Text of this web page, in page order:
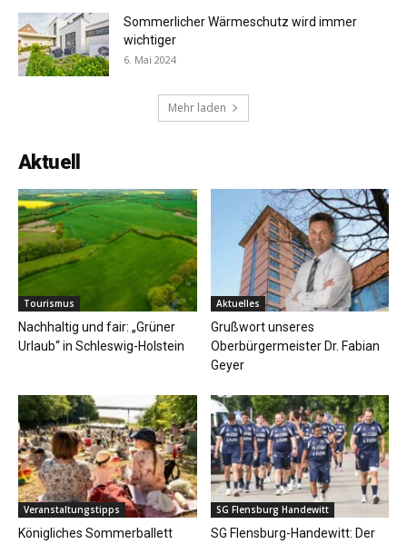
Sommerlicher Wärmeschutz wird immer
wichtiger
6. Mai 2024
Mehr laden
Aktuell
Tourismus
Nachhaltig und fair: „Grüner
Urlaub“ in Schleswig-Holstein
Aktuelles
Grußwort unseres
Oberbürgermeister Dr. Fabian
Geyer
Veranstaltungstipps
Königliches Sommerballett
SG Flensburg Handewitt
SG Flensburg-Handewitt: Der